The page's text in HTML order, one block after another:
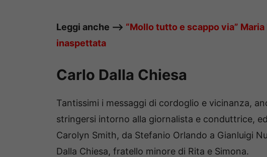
Leggi anche —–> “Mollo tutto e scappo via”
inaspettata
Carlo Dalla Chiesa
Tantissimi i messaggi di cordoglio e vicinanza,
stringersi intorno alla giornalista e conduttrice,
Carolyn Smith, da Stefanio Orlando a Gianluigi
Dalla Chiesa, fratello minore di Rita e Simona.